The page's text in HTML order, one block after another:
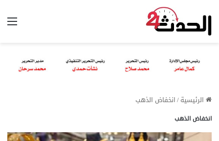
الرئيسية/انخفاض الذهب
انخفاض الذهب